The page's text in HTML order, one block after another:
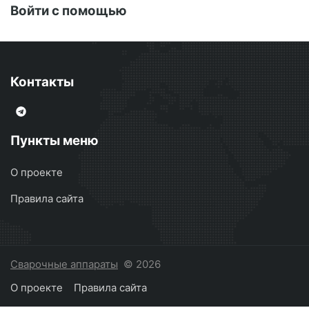
Войти с помощью
Контакты
Пункты меню
О проекте
Правила сайта
Сварочные аппараты © 2026
О проекте
Правила сайта